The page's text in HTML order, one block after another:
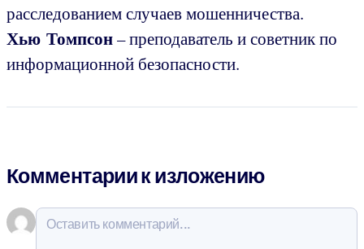
расследованием случаев мошенничества.
Хью Томпсон– преподаватель и советник по
информационной безопасности.
Комментарии к изложению